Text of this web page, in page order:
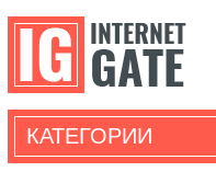
КАТЕГОРИИ